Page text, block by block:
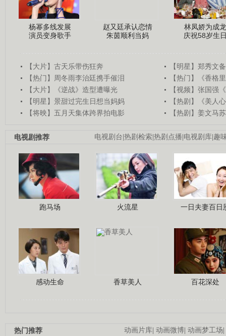
杨幂多线发展
演员变身歌手
赵又廷承认恋情
朱茵顺利当妈
林凤娇为成龙
庆祝58岁生
【大片】古天乐带伤狂奔
【明星】郑秀文
【热门】周冬雨李治廷携手催泪
【热门】《香格
【大片】《逆战》造型遭曝光
【视频】张国强
【明星】景甜过完生日想当妈妈
【热剧】《美人
【将映】五月天集体跨界拍电影
【热剧】姜文马
电视剧台|热剧检索|热剧点播|电视剧库|趣
电视剧推荐
跑马场 火流星 一日夫妻百日
感动生命 香草美人 百花深处
动画片库| 动画微博| 动画梦工场|
热门推荐